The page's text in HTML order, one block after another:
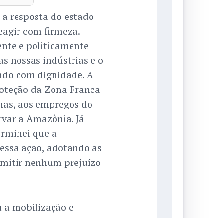
resposta do estado
com firmeza.
e politicamente
nossas indústrias e o
com dignidade. A
da Zona Franca
aos empregos do
a Amazônia. Já
que a
ação, adotando as
nenhum prejuízo
a mobilização e